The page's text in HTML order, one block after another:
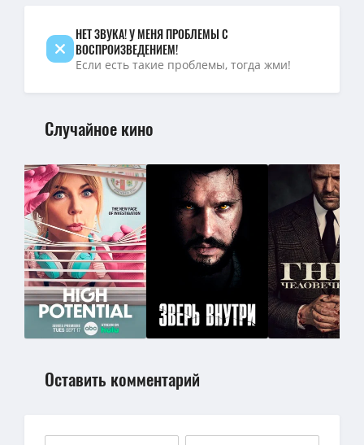
НЕТ ЗВУКА! У МЕНЯ ПРОБЛЕМЫ С
ВОСПРОИЗВЕДЕНИЕМ!
Если есть такие проблемы, тогда жми!
Случайное кино
Оставить комментарий